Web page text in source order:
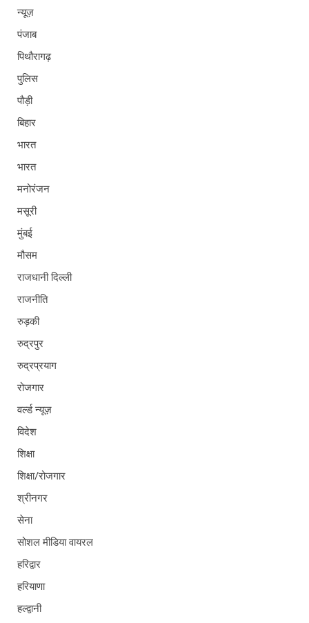
न्यूज़
पंजाब
पिथौरागढ़
पुलिस
पौड़ी
बिहार
भारत
भारत
मनोरंजन
मसूरी
मुंबई
मौसम
राजधानी दिल्ली
राजनीति
रुड़की
रुद्रपुर
रुद्रप्रयाग
रोजगार
वर्ल्ड न्यूज़
विदेश
शिक्षा
शिक्षा/रोजगार
श्रीनगर
सेना
सोशल मीडिया वायरल
हरिद्वार
हरियाणा
हल्द्वानी